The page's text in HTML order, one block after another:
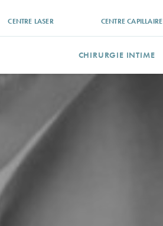
CHIRURGIE INTIME
CENTRE LASER CENTRE CAPILLAIRE